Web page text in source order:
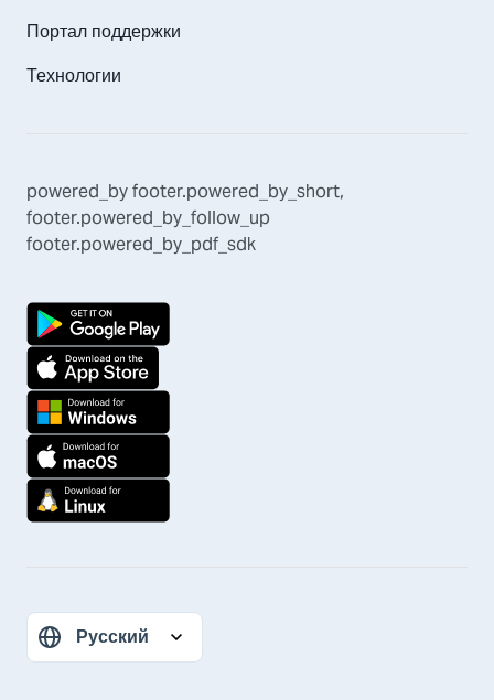
Портал поддержки
Технологии
powered_byfooter.powered_by_short,
footer.powered_by_follow_up
footer.powered_by_pdf_sdk